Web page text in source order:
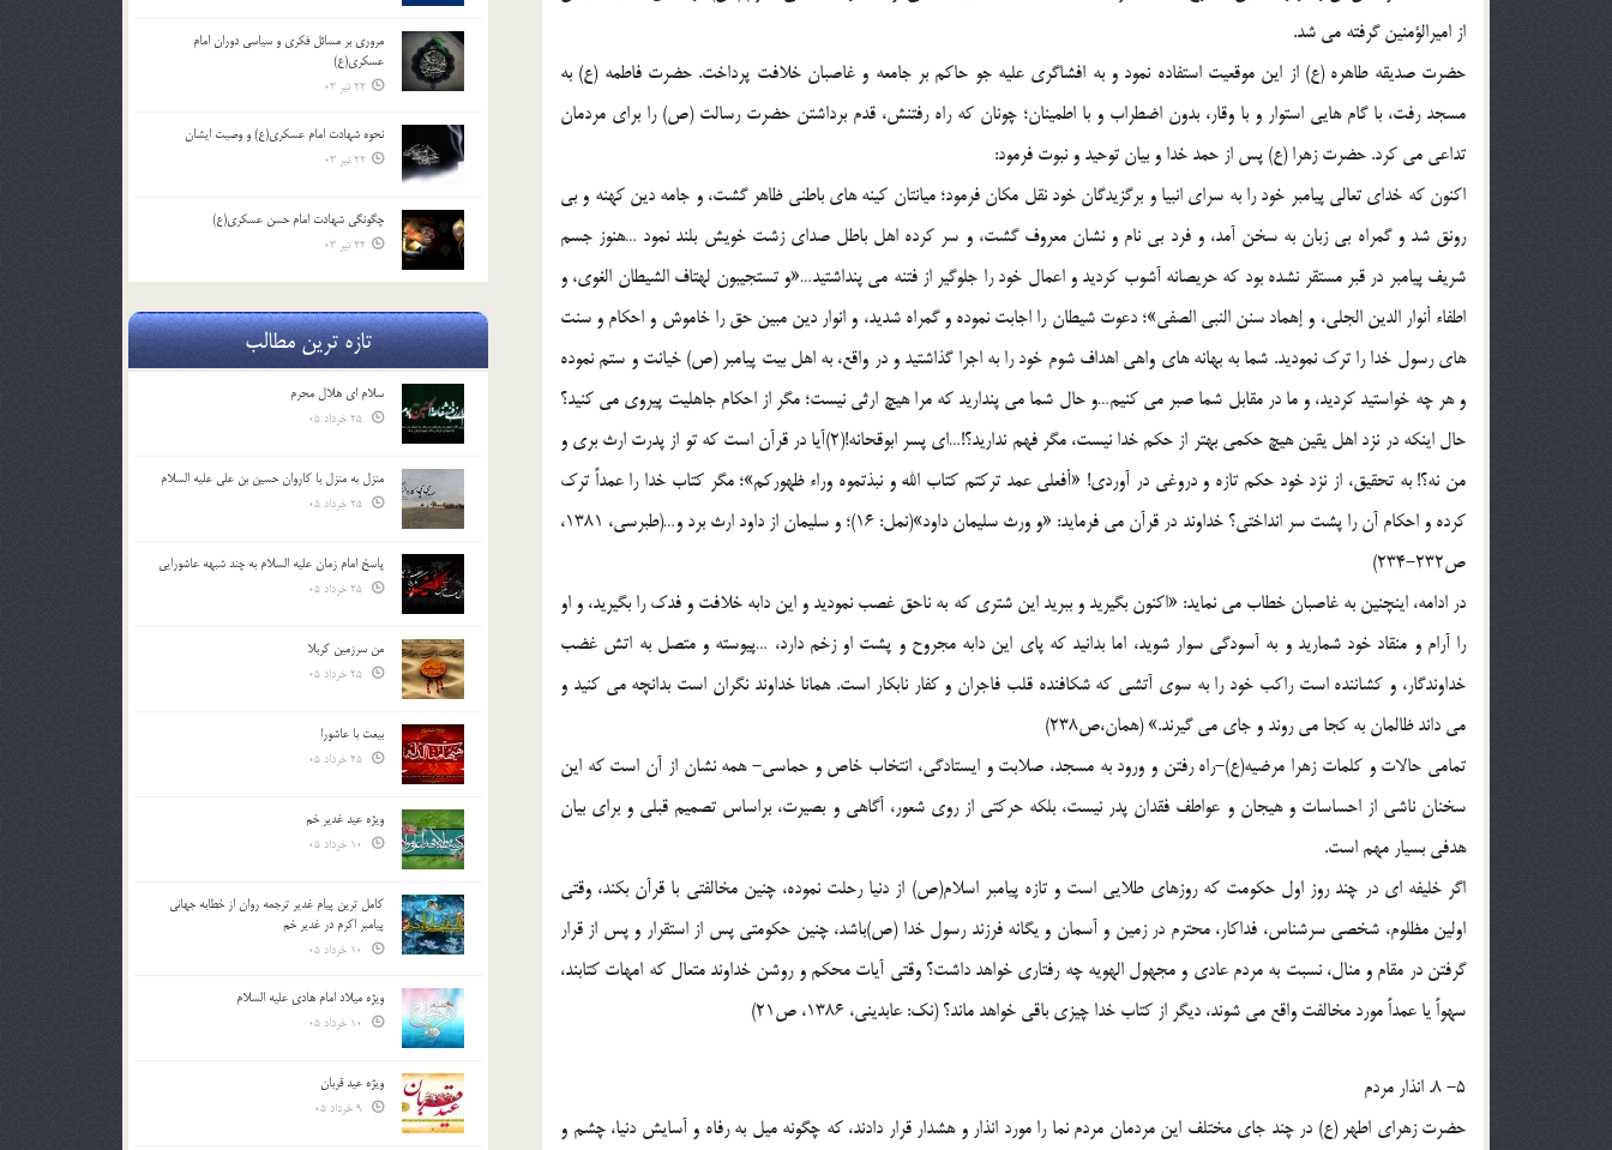
از امیرالؤمنین گرفته می شد.
حضرت صدیقه طاهره (ع) از این موقعیت استفاده نمود و به افشاگری علیه جو حاکم بر جامعه و غاصبان خلافت پرداخت. حضرت فاطمه (ع) به
مسجد رفت، با گام هایی استوار و با وقار، بدون اضطراب و با اطمینان؛ چونان که راه رفتنش، قدم برداشتن حضرت رسالت (ص) را برای مردمان
تداعی می کرد. حضرت زهرا (ع) پس از حمد خدا و بیان توحید و نبوت فرمود:
اکنون که خدای تعالی پیامبر خود را به سرای انبیا و برگزیدگان خود نقل مکان فرمود؛ میانتان کینه های باطنی ظاهر گشت، و جامه دین کهنه و بی
رونق شد و گمراه بی زبان به سخن آمد، و فرد بی نام و نشان معروف گشت، و سر کرده اهل باطل صدای زشت خویش بلند نمود …هنوز جسم
شریف پیامبر در قبر مستقر نشده بود که حریصانه آشوب کردید و اعمال خود را جلوگیر از فتنه می پنداشتید…«و تستجیبون لهتاف الشیطان الغوی، و
اطفاء أنوار الدین الجلی، و إهماد سنن النبی الصفی»؛ دعوت شیطان را اجابت نموده و گمراه شدید، و انوار دین مبین حق را خاموش و احکام و سنت
های رسول خدا را ترک نمودید. شما به بهانه های واهی اهداف شوم خود را به اجرا گذاشتید و در واقع، به اهل بیت پیامبر (ص) خیانت و ستم نموده
و هر چه خواستید کردید، و ما در مقابل شما صبر می کنیم…و حال شما می پندارید که مرا هیچ ارثی نیست؛ مگر از احکام جاهلیت پیروی می کنید؟
حال اینکه در نزد اهل یقین هیچ حکمی بهتر از حکم خدا نیست، مگر فهم ندارید؟!…ای پسر ابوقحانه!(2)آیا در قرآن است که تو از پدرت ارث بری و
من نه؟! به تحقیق، از نزد خود حکم تازه و دروغی در آوردی! «أفعلی عمد ترکتم کتاب الله و نبذتموه وراء ظهورکم»؛ مگر کتاب خدا را عمداً ترک
کرده و احکام آن را پشت سر انداختی؟ خداوند در قرآن می فرماید: «و ورث سلیمان داود»(نمل: 16)؛ و سلیمان از داود ارث برد و…(طبرسی، 1381،
ص232-234)
در ادامه، اینچنین به غاصبان خطاب می نماید: «اکنون بگیرید و ببرید این شتری که به ناحق غصب نمودید و این دابه خلافت و فدک را بگیرید، و او
را آرام و منقاد خود شمارید و به آسودگی سوار شوید، اما بدانید که پای این دابه مجروح و پشت او زخم دارد، …پیوسته و متصل به اتش غضب
خداوندگار، و کشاننده است راکب خود را به سوی آتشی که شکافنده قلب فاجران و کفار نابکار است. همانا خداوند نگران است بدانچه می کنید و
می داند ظالمان به کجا می روند و جای می گیرند.» (همان،ص238)
تمامی حالات و کلمات زهرا مرضیه(ع)-راه رفتن و ورود به مسجد، صلابت و ایستادگی، انتخاب خاص و حماسی- همه نشان از آن است که این
سخنان ناشی از احساسات و هیجان و عواطف فقدان پدر نیست، بلکه حرکتی از روی شعور، آگاهی و بصیرت، براساس تصمیم قبلی و برای بیان
هدفی بسیار مهم است.
اگر خلیفه ای در چند روز اول حکومت که روزهای طلایی است و تازه پیامبر اسلام(ص) از دنیا رحلت نموده، چنین مخالفتی با قرآن بکند، وقتی
اولین مظلوم، شخصی سرشناس، فداکار، محترم در زمین و آسمان و یگانه فرزند رسول خدا (ص)باشد، چنین حکومتی پس از استقرار و پس از قرار
گرفتن در مقام و منال، نسبت به مردم عادی و مجهول الهویه چه رفتاری خواهد داشت؟ وقتی آیات محکم و روشن خداوند متعال که امهات کتابند،
سهواً یا عمداً مورد مخالفت واقع می شوند، دیگر از کتاب خدا چیزی باقی خواهد ماند؟ (نک: عابدینی، 1386، ص21)
5- 8. انذار مردم
حضرت زهرای اطهر (ع) در چند جای مختلف این مردمان مردم نما را مورد انذار و هشدار قرار دادند، که چگونه میل به رفاه و آسایش دنیا، چشم و
مروری بر مسائل فکری و سیاسی دوران امام
عسکری(ع)
22 تیر 03
نحوه شهادت امام عسکری(ع) و وصیت ایشان
22 تیر 03
چگونگی شهادت امام حسن عسکری(ع)
22 تیر 03
تازه ترین مطالب
سلام ای هلال محرم
منزل به منزل با کاروان حسین بن علی علیه السلام
پاسخ امام زمان علیه السلام به چند شبهه عاشورایی
من سرزمین کربلا
بیعت با عاشورا
ویژه عید غدیر خم
کامل ترین پیام غدیر ترجمه روان از خطابه جهانی
پیامبر اکرم در غدیر خم
ویژه میلاد امام هادی علیه السلام
ویژه عید قربان